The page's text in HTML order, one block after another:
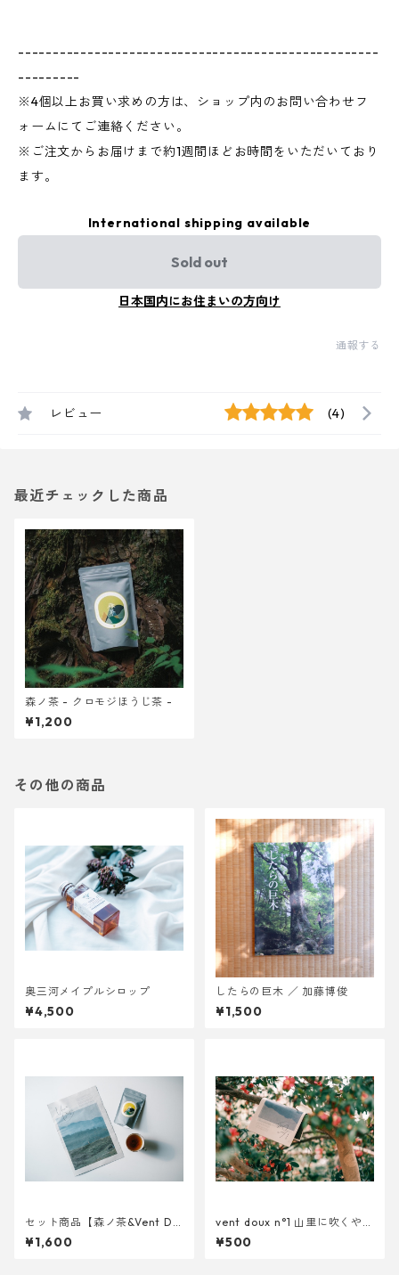
----------------------------------------------------
---------
※4個以上お買い求めの方は、ショップ内のお問い合わせフ
ォームにてご連絡ください。
※ご注文からお届けまで約1週間ほどお時間をいただいており
ます。
International shipping available
Sold out
日本国内にお住まいの方向け
通報する
レビュー (4)
最近チェックした商品
森ノ茶 - クロモジほうじ茶 -
¥1,200
その他の商品
奥三河メイプルシロップ
¥4,500
したらの巨木 ／ 加藤博俊
¥1,500
セット商品【森ノ茶&Vent Do
ux】
¥1,600
vent doux n°1 山里に吹くやさ
しい風
¥500